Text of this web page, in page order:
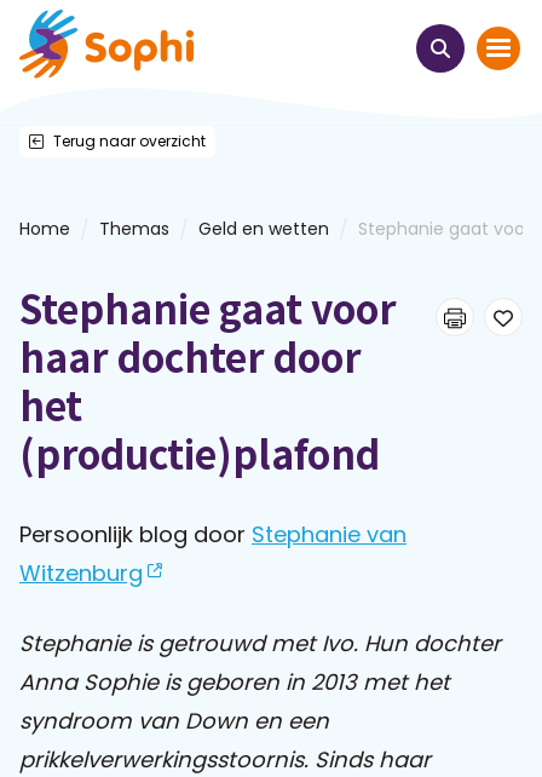
Thema's
Leren & ontmoeten
Webinars
E-learnings
Themabijeenkomsten
Clientdossier Wiki
Sophi
Terug naar overzicht
Home Themas Geld en wetten Stephanie gaat voor
Stephanie gaat voor
haar dochter door
het
(productie)plafond
Persoonlijk blog door Stephanie van
Witzenburg
Stephanie is getrouwd met Ivo. Hun dochter
Anna Sophie is geboren in 2013 met het
syndroom van Down en een
prikkelverwerkingsstoornis. Sinds haar